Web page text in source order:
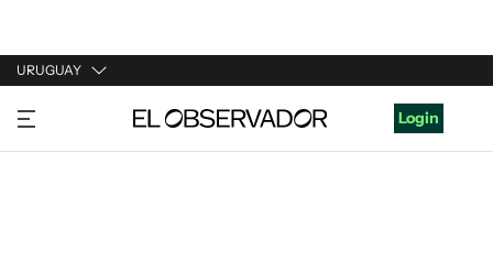
URUGUAY
URUGUAY
ARGENTINA
Login